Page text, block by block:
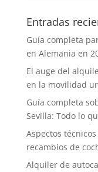
Entradas
Guía completa
en Alemania en
El auge del
en la movilidad
Guía completa
Sevilla: Todo lo
Aspectos
recambios de
Alquiler de